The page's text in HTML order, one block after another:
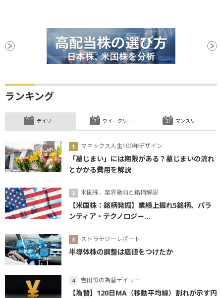
ランキング
デイリー
マネックス人生100年デザイン
「墓じまい」には期限がある？墓じまいの流れ
とかかる費用を解説
米国株、業界動向と銘柄解説
【米国株：銘柄発掘】業績上振れ5銘柄、パラ
ンティア・テクノロジー...
ストラテジーレポート
半導体株の調整は底値をつけたか
吉田恒の為替デイリー
【為替】120日MA（移動平均線）割れが示す円
ウイークリー マンスリー